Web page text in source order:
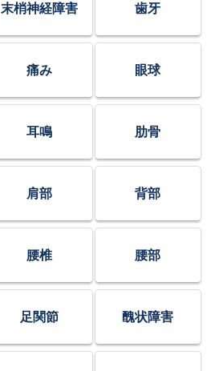
末梢神経障害 歯牙
痛み 眼球
耳鳴 肋骨
肩部 背部
腰椎 腰部
足関節 醜状障害